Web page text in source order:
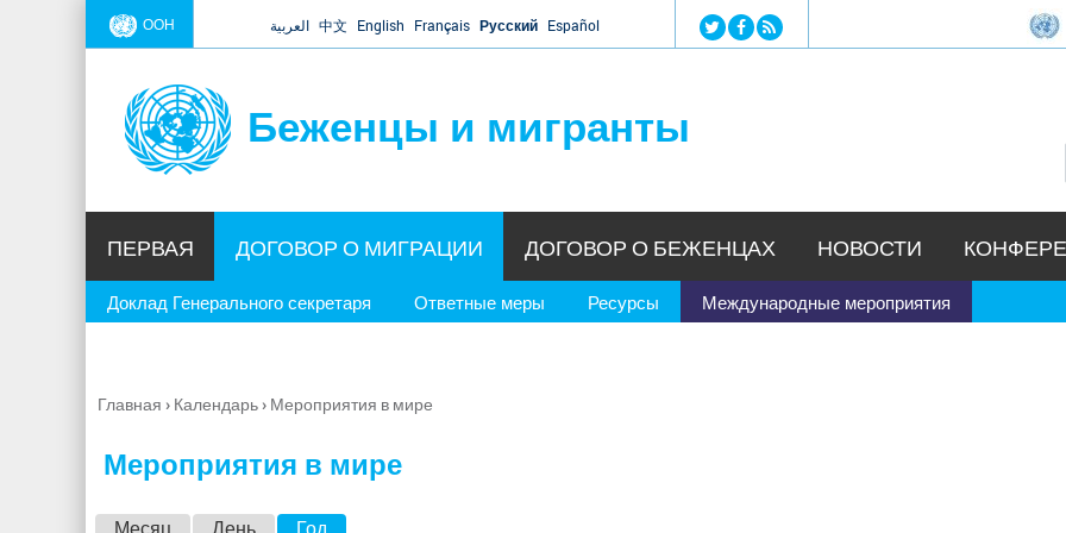
Jump to navigation
ООН العربية 中文 English Français Русский Español
Беженцы и мигранты
ПЕРВАЯ ДОГОВОР О МИГРАЦИИ
Доклад Генерального секретаря Ответные меры Ресурсы Международные мероприятия
ДОГОВОР О БЕЖЕНЦАХ НОВОСТИ
Вы
Главная › Календарь› Мероприятия в мире
Мероприятия в мире